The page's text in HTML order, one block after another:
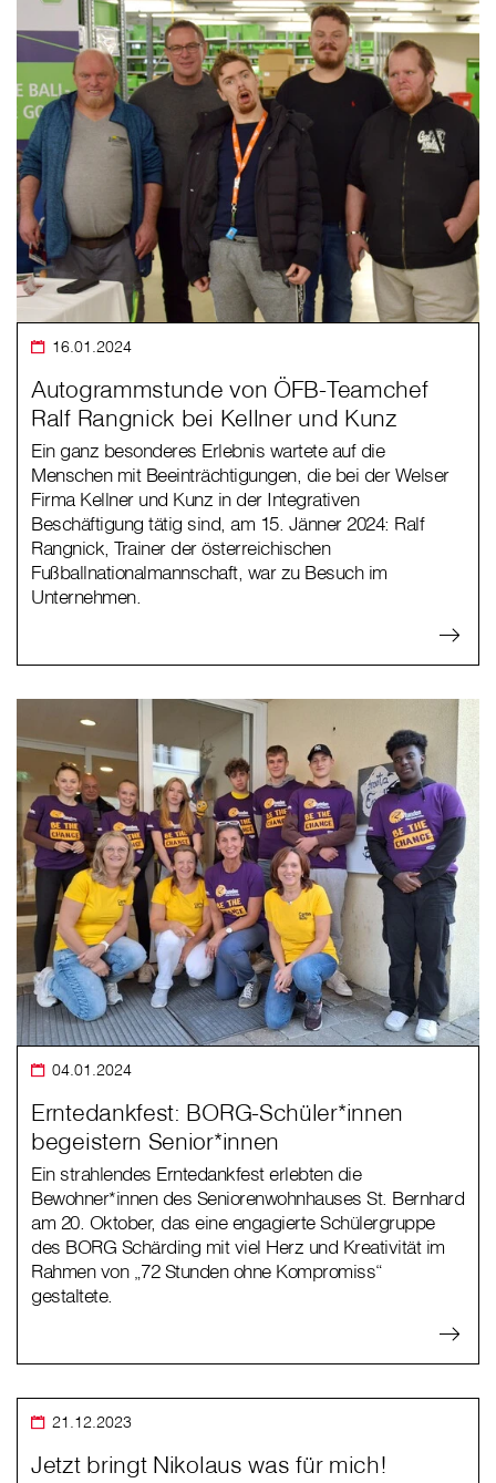
16.01.2024
Autogrammstunde von ÖFB-Teamchef
Ralf Rangnick bei Kellner und Kunz
Ein ganz besonderes Erlebnis wartete auf die
Menschen mit Beeinträchtigungen, die bei der Welser
Firma Kellner und Kunz in der Integrativen
Beschäftigung tätig sind, am 15. Jänner 2024: Ralf
Rangnick, Trainer der österreichischen
Fußballnationalmannschaft, war zu Besuch im
Unternehmen.
04.01.2024
Erntedankfest: BORG-Schüler*innen
begeistern Senior*innen
Ein strahlendes Erntedankfest erlebten die
Bewohner*innen des Seniorenwohnhauses St. Bernhard
am 20. Oktober, das eine engagierte Schülergruppe
des BORG Schärding mit viel Herz und Kreativität im
Rahmen von „72 Stunden ohne Kompromiss“
gestaltete.
21.12.2023
Jetzt bringt Nikolaus was für mich!